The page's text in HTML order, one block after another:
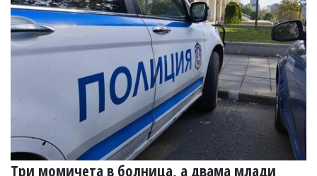
Три момичета в болница, а двама млади